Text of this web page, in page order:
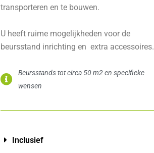
transporteren en te bouwen.
U heeft ruime mogelijkheden voor de
beursstand inrichting en extra accessoires.
Beursstands tot circa 50 m2 en specifieke
wensen
Inclusief